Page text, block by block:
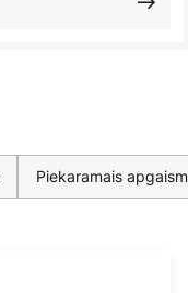
Piekaramais